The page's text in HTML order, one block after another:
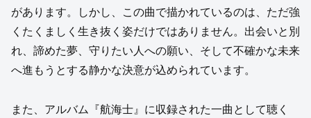
があります。しかし、この曲で描かれているのは、ただ強
くたくましく生き抜く姿だけではありません。出会いと別
れ、諦めた夢、守りたい人への願い、そして不確かな未来
へ進もうとする静かな決意が込められています。
また、アルバム『航海士』に収録された一曲として聴く